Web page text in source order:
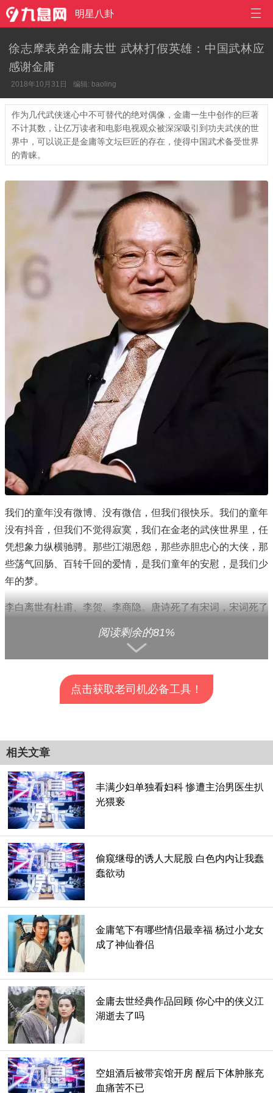

明星八卦
徐志摩表弟金庸去世 武林打假英雄：中国武林应
感谢金庸
2018年10月31日 编辑: baoling
作为几代武侠迷心中不可替代的绝对偶像，金庸一生中创作的巨著
不计其数，让亿万读者和电影电视观众被深深吸引到功夫武侠的世
界中，可以说正是金庸等文坛巨匠的存在，使得中国武术备受世界
的青睐。
我们的童年没有微博、没有微信，但我们很快乐。我们的童年
没有抖音，但我们不觉得寂寞，我们在金老的武侠世界里，任
凭想象力纵横驰骋。那些江湖恩怨，那些赤胆忠心的大侠，那
些荡气回肠、百转千回的爱情，是我们童年的安慰，是我们少
年的梦。
李白离世有杜甫、李贺、李商隐。唐诗死了有宋词，宋词死了
庸先生是士大夫精神气质内涵的文学时代，2018年金庸先生
的离世象征着一个时代结束了。恕我直言，今后不会再有这样
现在互联网发展，电子产品普及，接触的大多的的速食化零碎
不会是陪伴我们成长的那个江湖了。
金庸出身名门望族，他的表哥是浪漫诗人徐志摩、表姐夫是导
弹之父钱学森、姑父是最早提出持久战的蒋百里将军,金庸跟
徐志摩一样出身名门望族。
阅读剩余的81%
点击获取老司机必备工具！
相关文章
丰满少妇单独看妇科 惨遭主治男医生扒
光猥亵
偷窥继母的诱人大屁股 白色内内让我蠢
蠢欲动
金庸笔下有哪些情侣最幸福 杨过小龙女
成了神仙眷侣
金庸去世经典作品回顾 你心中的侠义江
湖逝去了吗
空姐酒后被带宾馆开房 醒后下体肿胀充
血痛苦不已